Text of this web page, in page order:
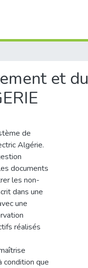
et du
de
Algérie.
documents
les non-
dans une
une
réalisés
condition que